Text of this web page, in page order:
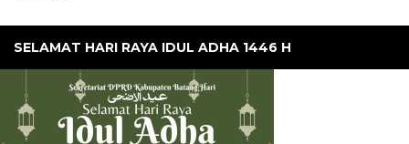
SELAMAT HARI RAYA IDUL ADHA 1446 H